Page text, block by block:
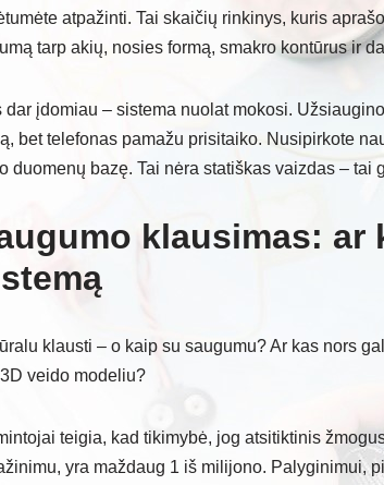
atpažinti. Tai skaičių rinkinys, kuris
tarp akių, nosies formą, smakro kontūrus ir
dar įdomiau – sistema nuolat mokosi.
bet telefonas pamažu prisitaiko. Nusipirkote
duomenų bazę. Tai nėra statiškas vaizdas – tai
klausimas: ar
klausti – o kaip su saugumu? Ar kas nors
veido modeliu?
teigia, kad tikimybė, jog atsitiktinis
yra maždaug 1 iš milijono. Palyginimui,